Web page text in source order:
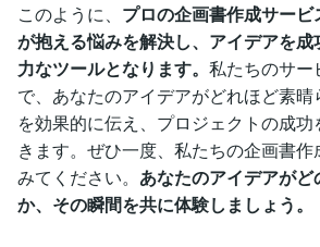
このように、 プロの企画書作成サー
が抱える悩みを解決し、アイデアを
力なツールとなります。 私たちのサー
で、あなたのアイデアがどれほど素
を効果的に伝え、プロジェクトの成
きます。ぜひ一度、私たちの企画書
みてください。 あなたのアイデアが
か、その瞬間を共に体験しましょう。